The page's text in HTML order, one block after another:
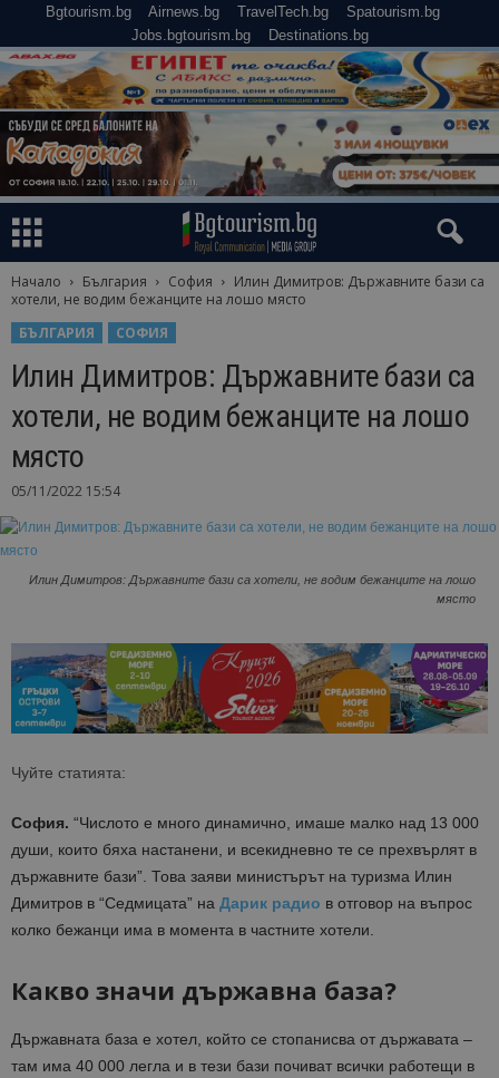
Bgtourism.bg Airnews.bg TravelTech.bg
Spatourism.bg
Jobs.bgtourism.bg
Destinations.bg
Начало България София
Илин Димитров: Държавните бази са
хотели, не водим бежанците на лошо място
БЪЛГАРИЯ
СОФИЯ
Илин Димитров: Държавните бази са
хотели, не водим бежанците на лошо
място
05/11/2022 15:54
Илин Димитров: Държавните бази са хотели, не водим бежанците на лошо
място
Чуйте статията:
София. “Числото е много динамично, имаше малко над 13 000
души, които бяха настанени, и всекидневно те се прехвърлят в
държавните бази”. Това заяви министърът на туризма Илин
Димитров в “Седмицата” на Дарик радио в отговор на въпрос
колко бежанци има в момента в частните хотели.
Какво значи държавна база?
Държавната база е хотел, който се стопанисва от държавата –
там има 40 000 легла и в тези бази почиват всички работещи в